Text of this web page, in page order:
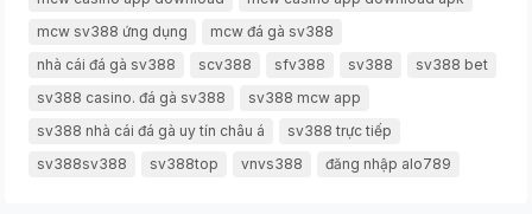
mcw sv388 ứng dụng
mcw đá gà sv388
nhà cái đá gà sv388
scv388 sfv388 sv388
sv388 bet
sv388 casino. đá gà sv388
sv388 mcw app
sv388 nhà cái đá gà uy tín châu á
sv388 trực tiếp
sv388sv388
sv388top vnvs388 đăng nhập alo789